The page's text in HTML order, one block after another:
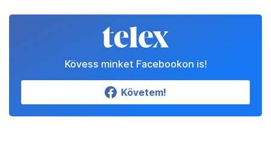
Kövess minket Facebookon is!
Követem!